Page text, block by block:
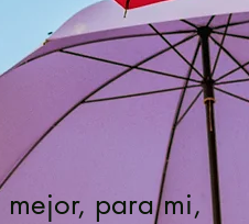
para mi,